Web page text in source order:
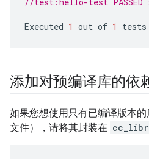
Executed 1 out of 1 tests
添加对预编译库的依
如果您想使用只有已编译版本
文件），请将其封装在